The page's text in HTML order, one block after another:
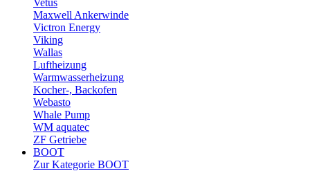
Vetus
Maxwell Ankerwinde
Victron Energy
Viking
Wallas
Luftheizung
Warmwasserheizung
Kocher-, Backofen
Webasto
Whale Pump
WM aquatec
ZF Getriebe
BOOT
Zur Kategorie BOOT